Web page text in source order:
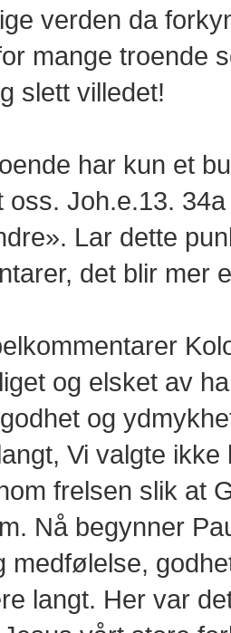
verden da
mange troende
slett villedet!
har kun et
oss. Joh.e.13.
Lar dette
det blir mer
og elsket av
og
Vi valgte
frelsen slik at
Nå begynner
medfølelse,
langt. Her var